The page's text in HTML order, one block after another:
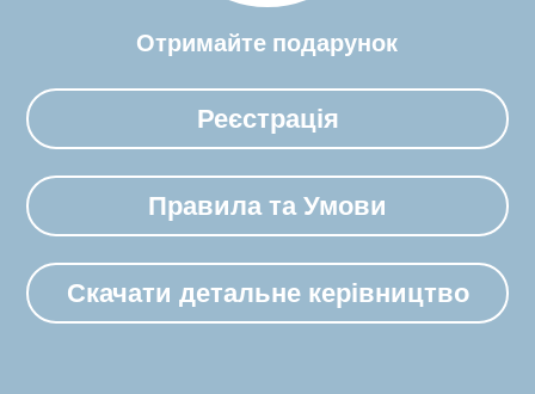
Отримайте подарунок
Реєстрація
Правила та Умови
Скачати детальне керівництво